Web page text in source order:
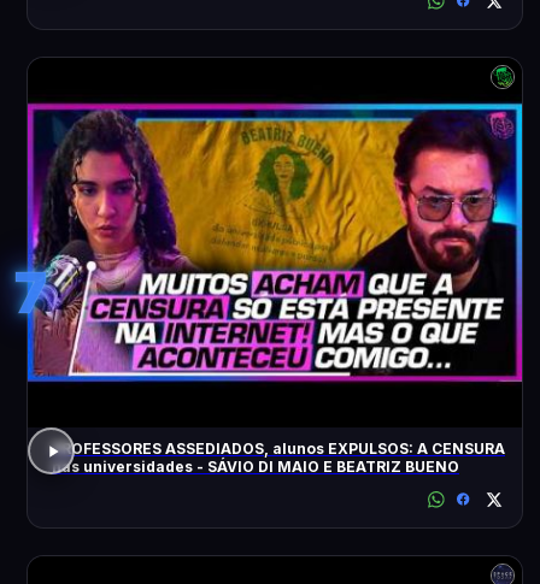
7
PROFESSORES ASSEDIADOS, alunos EXPULSOS: A CENSURA
nas universidades - SÁVIO DI MAIO E BEATRIZ BUENO